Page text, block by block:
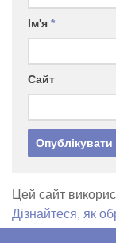
Ім'я *
Сайт
Цей сайт
Дізнайтеся, як